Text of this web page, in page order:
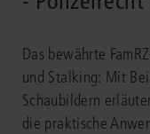
Das bewährte
und Stalking: Mit
Schaubildern
die praktische